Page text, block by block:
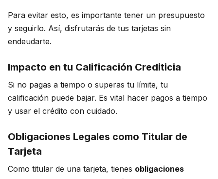
Para evitar esto, es importante tener un presupuesto
y seguirlo. Así, disfrutarás de tus tarjetas sin
endeudarte.
Impacto en tu Calificación Crediticia
Si no pagas a tiempo o superas tu límite, tu
calificación puede bajar. Es vital hacer pagos a tiempo
y usar el crédito con cuidado.
Obligaciones Legales como Titular de
Tarjeta
Como titular de una tarjeta, tienes obligaciones